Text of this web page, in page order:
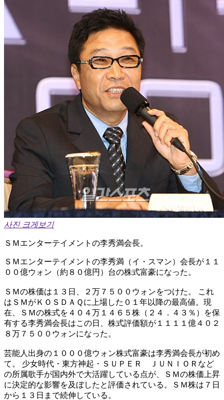
사진 크게보기
ＳＭエンターテイメントの李秀満会長。
ＳＭエンターテイメントの李秀満（イ・スマン）会長が１１
００億ウォン（約８０億円）台の株式富豪になった。
ＳＭの株価は１３日、２万７５００ウォンをつけた。 これ
はＳＭがＫＯＳＤＡＱに上場した０１年以降の最高値。現
在、ＳＭの株式を４０４万１４６５株（２４．４３％）を保
有する李秀満会長はこの日、株式評価額が１１１１億４０２
８万７５００ウォンになった。
芸能人出身の１０００億ウォン株式富豪は李秀満会長が初め
て。 少女時代・東方神起・ＳＵＰＥＲ ＪＵＮＩＯＲなど
の所属歌手が国内外で大活躍している点が、ＳＭの株価上昇
に決定的な影響を及ぼしたと評価されている。ＳＭ株は７日
から１３日まで続伸している。